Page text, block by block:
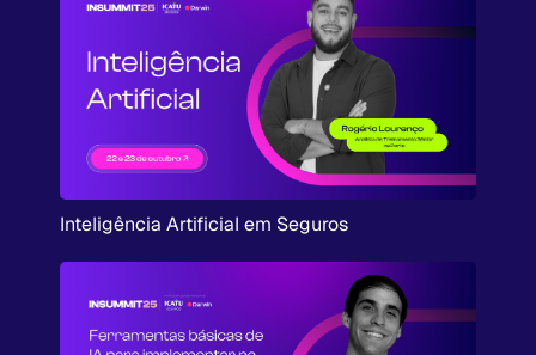
Inteligência Artificial em Seguros